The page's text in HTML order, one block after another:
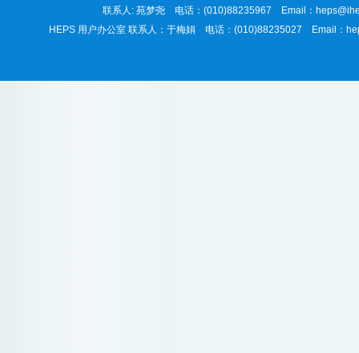
联系人: 苑梦尧 电话：(010)88235967 Email：
HEPS 用户办公室 联系人：于梅娟 电话：(010)88235027 Email：